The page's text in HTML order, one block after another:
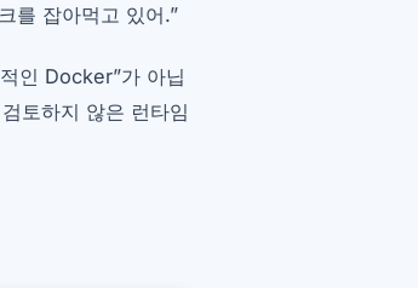
를 잡아먹고 있어.”
인 Docker”가 아닙
토하지 않은 런타임